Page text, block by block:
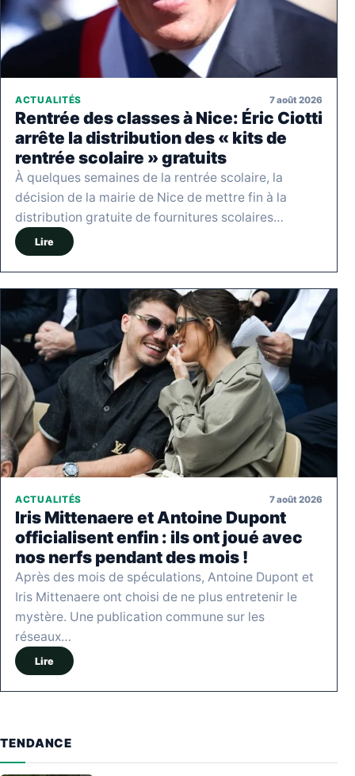
ACTUALITÉS 7 août 2026
Rentrée des classes à Nice: Éric Ciotti
arrête la distribution des « kits de
rentrée scolaire » gratuits
À quelques semaines de la rentrée scolaire, la
décision de la mairie de Nice de mettre fin à la
distribution gratuite de fournitures scolaires…
Lire
ACTUALITÉS 7 août 2026
Iris Mittenaere et Antoine Dupont
officialisent enfin : ils ont joué avec
nos nerfs pendant des mois !
Après des mois de spéculations, Antoine Dupont et
Iris Mittenaere ont choisi de ne plus entretenir le
mystère. Une publication commune sur les
réseaux…
Lire
TENDANCE